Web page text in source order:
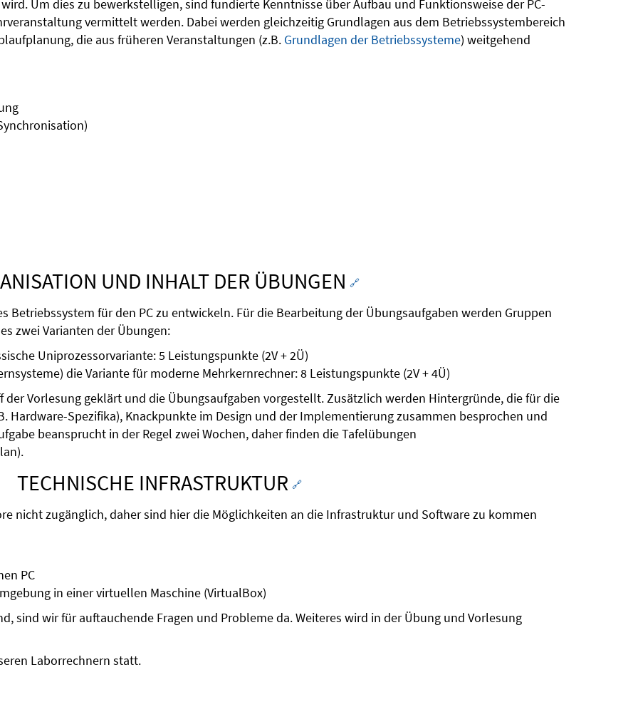
Um dies zu bewerkstelligen, sind fundierte Kenntnisse über Aufbau und Funktionsweise der PC-
vermittelt werden. Dabei werden gleichzeitig Grundlagen aus dem Betriebssystembereich
die aus früheren Veranstaltungen (z.B. Grundlagen der Betriebssysteme) weitgehend
UND INHALT DER ÜBUNGEN 🔗
Betriebssystem für den PC zu entwickeln. Für die Bearbeitung der Übungsaufgaben werden Gruppen
zwei Varianten der Übungen:
Uniprozessorvariante: 5 Leistungspunkte (2V + 2Ü)
die Variante für moderne Mehrkernrechner: 8 Leistungspunkte (2V + 4Ü)
Vorlesung geklärt und die Übungsaufgaben vorgestellt. Zusätzlich werden Hintergründe, die für die
Hardware-Spezifika), Knackpunkte im Design und der Implementierung zusammen besprochen und
beansprucht in der Regel zwei Wochen, daher finden die Tafelübungen
TECHNISCHE INFRASTRUKTUR 🔗
nicht zugänglich, daher sind hier die Möglichkeiten an die Infrastruktur und Software zu kommen
PC
in einer virtuellen Maschine (VirtualBox)
sind wir für auftauchende Fragen und Probleme da. Weiteres wird in der Übung und Vorlesung
Laborrechnern statt.